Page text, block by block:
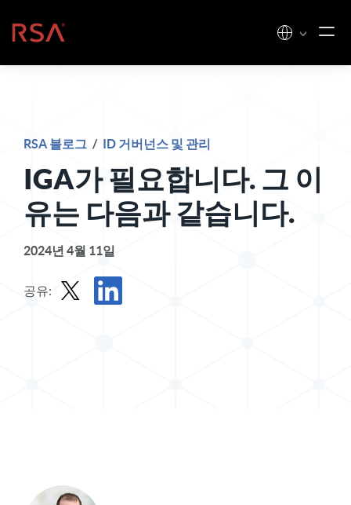
홈
RSA 블로그 / ID 거버넌스 및 관리
IGA가 필요합니다. 그 이
유는 다음과 같습니다.
2024년 4월 11일
공유: